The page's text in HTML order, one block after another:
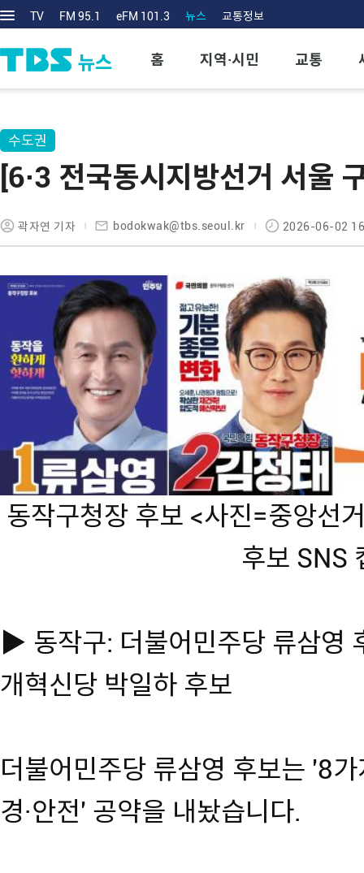
TV FM 95.1 eFM 101.3 뉴스 교통정보
홈 지역·시민 교통
수도권
[6·3 전국동시지방선거 서울
곽자연 기자 bodokwak@tbs.seoul.kr 2026-06-02
동작구청장 후보 <사진=중앙선
후보 SNS
▶ 동작구: 더불어민주당 류삼영
개혁신당 박일하 후보
더불어민주당 류삼영 후보는 '8
경·안전' 공약을 내놨습니다.